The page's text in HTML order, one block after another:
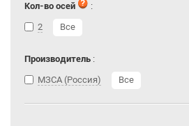
Кол-во осей
:
2
Все
Производитель :
МЗСА (Россия)
Все